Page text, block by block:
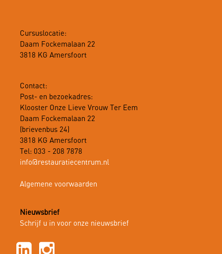
Cursuslocatie:
Daam Fockemalaan 22
3818 KG Amersfoort
Contact:
Post- en bezoekadres:
Klooster Onze Lieve Vrouw Ter Eem
Daam Fockemalaan 22
(brievenbus 24)
3818 KG Amersfoort
Tel: 033 - 208 7878
info@restauratiecentrum.nl
Algemene voorwaarden
Nieuwsbrief
Schrijf u in voor onze nieuwsbrief